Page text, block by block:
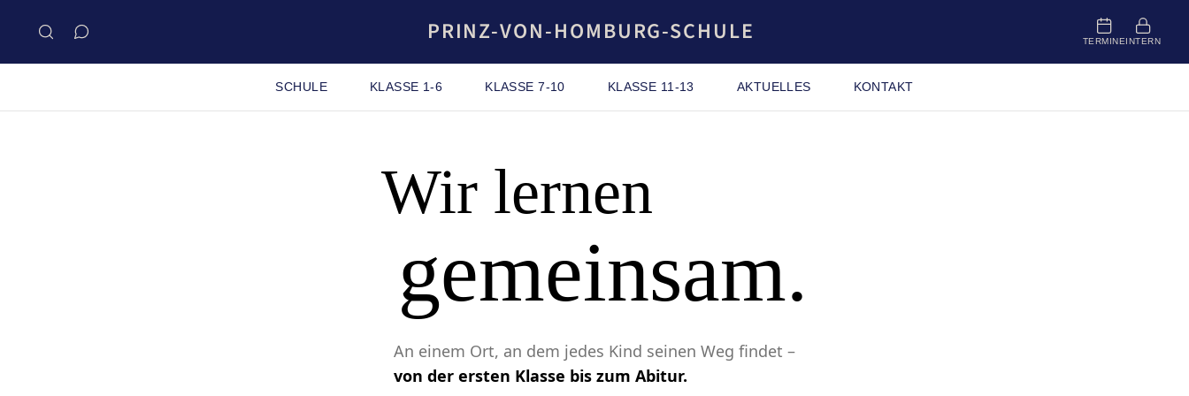
PRINZ-VON-HOMBURG-SCHULE TERMINEINTERN
SCHULE KLASSE 1-6 KLASSE 7-10 KLASSE 11-13 AKTUELLES KONTAKT
Wir lernen
gemeinsam.
An einem Ort, an dem jedes Kind seinen Weg findet –
von der ersten Klasse bis zum Abitur.